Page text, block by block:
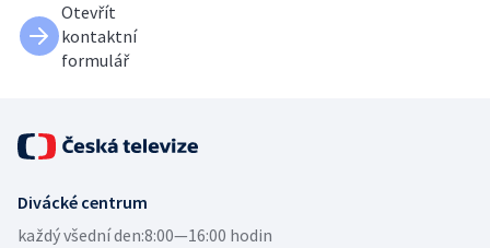
Otevřít
kontaktní
formulář
Divácké centrum
každý všední den:8:00—16:00 hodin